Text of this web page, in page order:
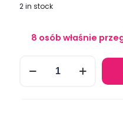
2 in stock
8 osób właśnie
Pantera